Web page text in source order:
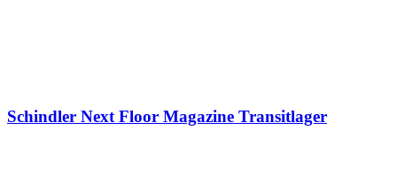
Schindler Next Floor Magazine Transitlager